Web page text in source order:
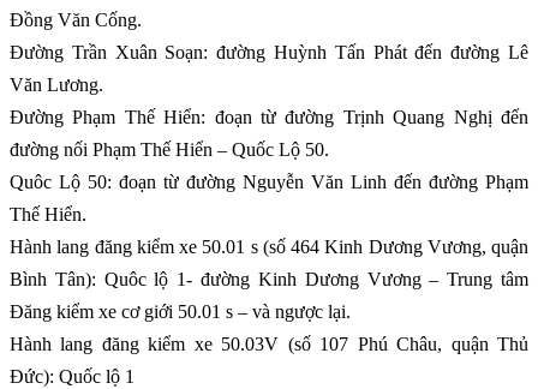
Đồng Văn Cống.
Đường Trần Xuân Soạn: đường Huỳnh Tấn Phát đến đường Lê
Văn Lương.
Đường Phạm Thế Hiển: đoạn từ đường Trịnh Quang Nghị đến
đường nối Phạm Thế Hiển – Quốc Lộ 50.
Quôc Lộ 50: đoạn từ đường Nguyễn Văn Linh đến đường Phạm
Thế Hiển.
Hành lang đăng kiểm xe 50.01 s (số 464 Kinh Dương Vương, quận
Bình Tân): Quôc lộ 1- đường Kinh Dương Vương – Trung tâm
Đăng kiểm xe cơ giới 50.01 s – và ngược lại.
Hành lang đăng kiểm xe 50.03V (số 107 Phú Châu, quận Thủ
Đức): Quốc lộ 1